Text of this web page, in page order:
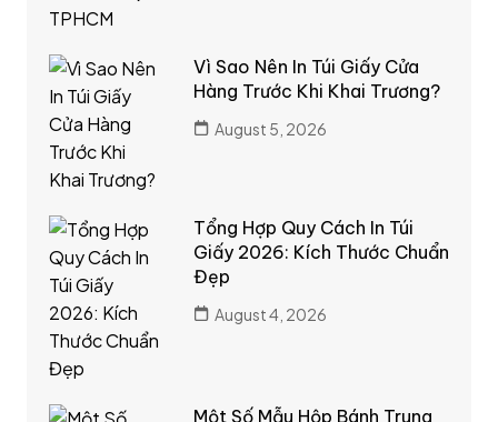
Vì Sao Nên In Túi Giấy Cửa
Hàng Trước Khi Khai Trương?
August 5, 2026
Tổng Hợp Quy Cách In Túi
Giấy 2026: Kích Thước Chuẩn
Đẹp
August 4, 2026
Một Số Mẫu Hộp Bánh Trung